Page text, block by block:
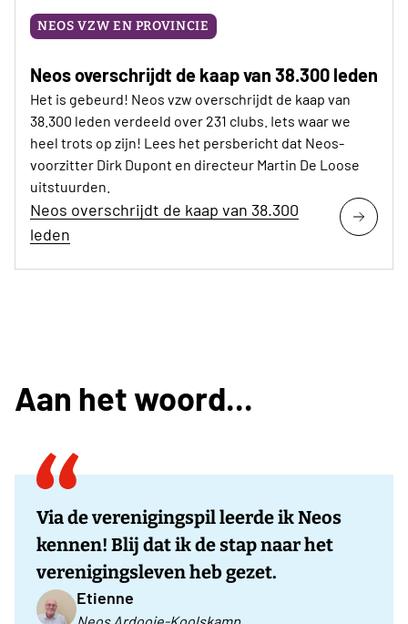
NEOS VZW EN PROVINCIE
Neos overschrijdt de kaap van 38.300 leden
Het is gebeurd! Neos vzw overschrijdt de kaap van
38.300 leden verdeeld over 231 clubs. Iets waar we
heel trots op zijn! Lees het persbericht dat Neos-
voorzitter Dirk Dupont en directeur Martin De Loose
uitstuurden.
Neos overschrijdt de kaap van 38.300
leden
Aan het woord...
Via de verenigingspil leerde ik Neos
kennen! Blij dat ik de stap naar het
verenigingsleven heb gezet.
Etienne